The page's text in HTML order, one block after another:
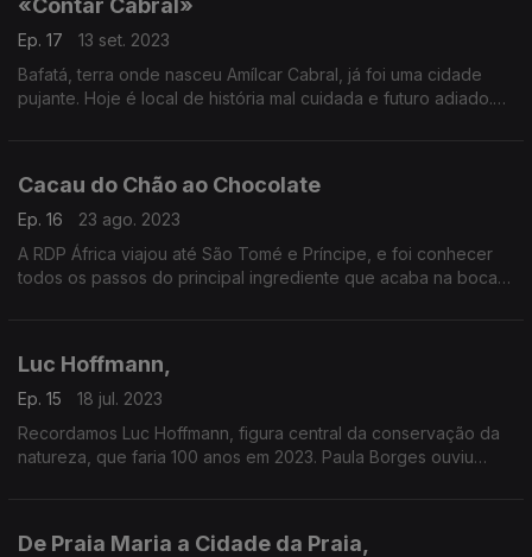
«Contar Cabral»
Ep. 17
13 set. 2023
Bafatá, terra onde nasceu Amílcar Cabral, já foi uma cidade
pujante. Hoje é local de história mal cuidada e futuro adiado.
Cacau do Chão ao Chocolate
Ep. 16
23 ago. 2023
A RDP África viajou até São Tomé e Príncipe, e foi conhecer
todos os passos do principal ingrediente que acaba na boca
Luc Hoffmann,
Ep. 15
18 jul. 2023
Recordamos Luc Hoffmann, figura central da conservação da
natureza, que faria 100 anos em 2023. Paula Borges ouviu
De Praia Maria a Cidade da Praia,